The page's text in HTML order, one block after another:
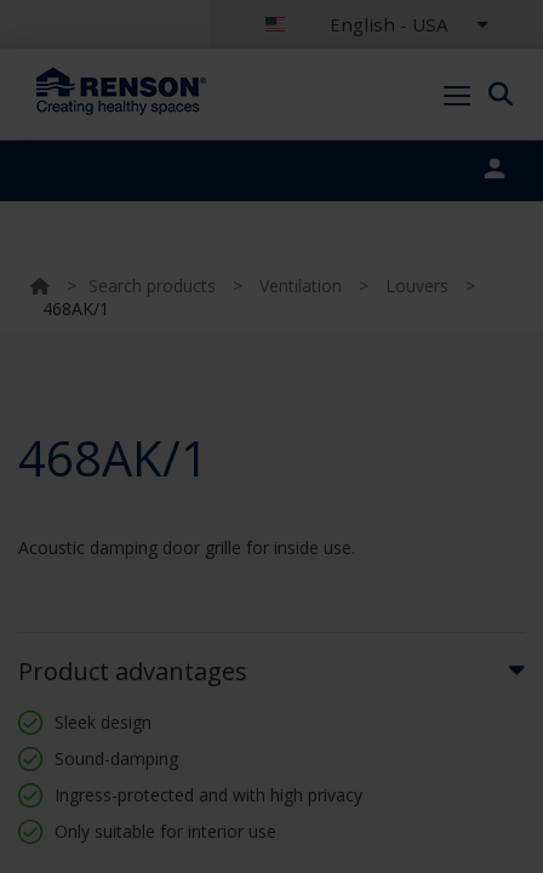
English - USA
> Search products > Ventilation > Louvers
>
468AK/1
468AK/1
Acoustic damping door grille for inside use.
Product advantages
Sleek design
Sound-damping
Ingress-protected and with high privacy
Only suitable for interior use